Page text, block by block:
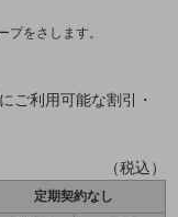
プをさします。
ご利用可能な割引・
（税込）
定期契約なし